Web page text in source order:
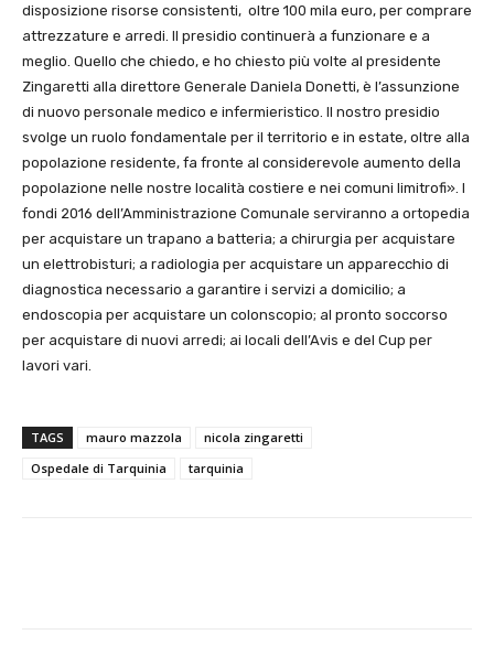
disposizione risorse consistenti, oltre 100 mila euro, per comprare
attrezzature e arredi. Il presidio continuerà a funzionare e a
meglio. Quello che chiedo, e ho chiesto più volte al presidente
Zingaretti alla direttore Generale Daniela Donetti, è l’assunzione
di nuovo personale medico e infermieristico. Il nostro presidio
svolge un ruolo fondamentale per il territorio e in estate, oltre alla
popolazione residente, fa fronte al considerevole aumento della
popolazione nelle nostre località costiere e nei comuni limitrofi». I
fondi 2016 dell’Amministrazione Comunale serviranno a ortopedia
per acquistare un trapano a batteria; a chirurgia per acquistare
un elettrobisturi; a radiologia per acquistare un apparecchio di
diagnostica necessario a garantire i servizi a domicilio; a
endoscopia per acquistare un colonscopio; al pronto soccorso
per acquistare di nuovi arredi; ai locali dell’Avis e del Cup per
lavori vari.
TAGS mauro mazzola
nicola zingaretti
Ospedale di Tarquinia
tarquinia